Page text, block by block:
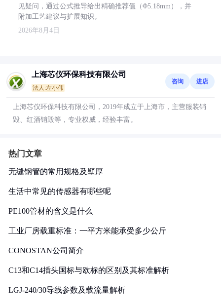
见疑问，通过公式推导给出精确推荐值（Φ5.18mm），并
附加工艺建议与扩展知识。
2026年8月4日
上海芯仪环保科技有限公司
法人:左小伟
咨询 进店
上海芯仪环保科技有限公司，2019年成立于上海市，主营服装销
毁、红酒销毁等，专业权威，经验丰富。
热门文章
无缝钢管的常用规格及壁厚
生活中常见的传感器有哪些呢
PE100管材的含义是什么
工业厂房载重标准：一平方米能承受多少公斤
CONOSTAN公司简介
C13和C14插头国标与欧标的区别及其标准解析
LGJ-240/30导线参数及载流量解析